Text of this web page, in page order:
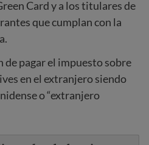
Card y a los titulares de
que cumplan con la
de pagar el impuesto sobre
en el extranjero siendo
o “extranjero